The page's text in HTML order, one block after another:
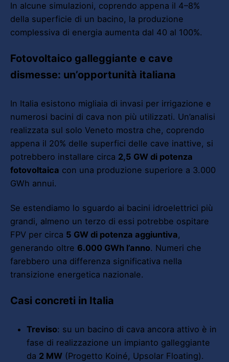
In alcune simulazioni, coprendo appena il 4–8%
della superficie di un bacino, la produzione
complessiva di energia aumenta dal 40 al 100%.
Fotovoltaico galleggiante e cave
dismesse: un’opportunità italiana
In Italia esistono migliaia di invasi per irrigazione e
numerosi bacini di cava non più utilizzati. Un’analisi
realizzata sul solo Veneto mostra che, coprendo
appena il 20% delle superfici delle cave inattive, si
potrebbero installare circa 2,5 GW di potenza
fotovoltaica con una produzione superiore a 3.000
GWh annui.
Se estendiamo lo sguardo ai bacini idroelettrici più
grandi, almeno un terzo di essi potrebbe ospitare
FPV per circa 5 GW di potenza aggiuntiva,
generando oltre 6.000 GWh l’anno. Numeri che
farebbero una differenza significativa nella
transizione energetica nazionale.
Casi concreti in Italia
Treviso: su un bacino di cava ancora attivo è in
fase di realizzazione un impianto galleggiante
da 2 MW (Progetto Koiné, Upsolar Floating).